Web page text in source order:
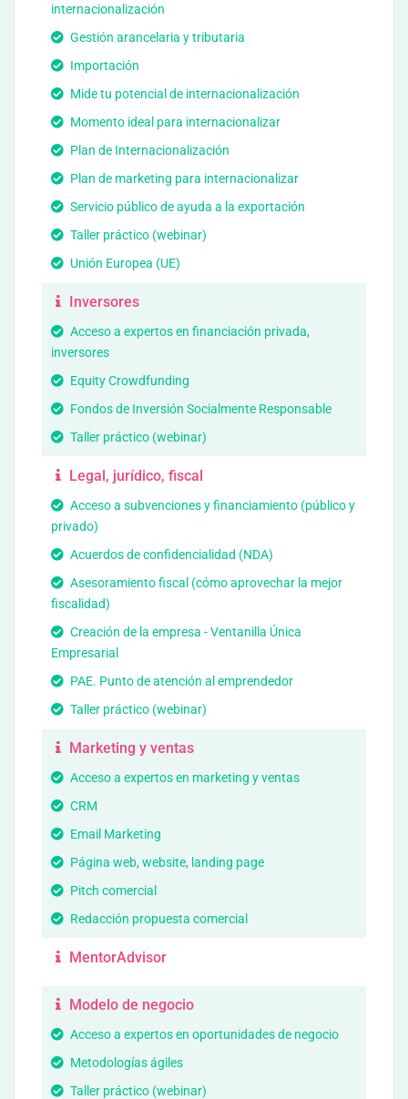
internacionalización
Gestión arancelaria y tributaria
Importación
Mide tu potencial de internacionalización
Momento ideal para internacionalizar
Plan de Internacionalización
Plan de marketing para internacionalizar
Servicio público de ayuda a la exportación
Taller práctico (webinar)
Unión Europea (UE)
Inversores
Acceso a expertos en financiación privada,
inversores
Equity Crowdfunding
Fondos de Inversión Socialmente Responsable
Taller práctico (webinar)
Legal, jurídico, fiscal
Acceso a subvenciones y financiamiento (público y
privado)
Acuerdos de confidencialidad (NDA)
Asesoramiento fiscal (cómo aprovechar la mejor
fiscalidad)
Creación de la empresa - Ventanilla Única
Empresarial
PAE. Punto de atención al emprendedor
Taller práctico (webinar)
Marketing y ventas
Acceso a expertos en marketing y ventas
CRM
Email Marketing
Página web, website, landing page
Pitch comercial
Redacción propuesta comercial
MentorAdvisor
Modelo de negocio
Acceso a expertos en oportunidades de negocio
Metodologías ágiles
Taller práctico (webinar)